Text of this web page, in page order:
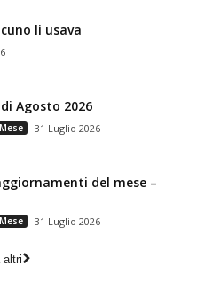
li usava
Agosto 2026
31 Luglio 2026
aggiornamenti del mese –
31 Luglio 2026
altri